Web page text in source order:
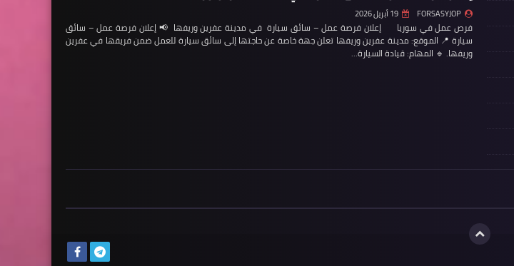
FORSASYJOP 19 أبريل 2026
فرص عمل في سوريا إعلان فرصة عمل – سائق سيارة في مدينة عفرين وريفها 📢 إعلان فرصة عمل – سائق
سيارة 📍 الموقع: مدينة عفرين وريفها تعلن جهة خاصة عن حاجتها إلى سائق سيارة للعمل ضمن فريقها في عفرين
وريفها. 🔹 المهام: قيادة السيارة…